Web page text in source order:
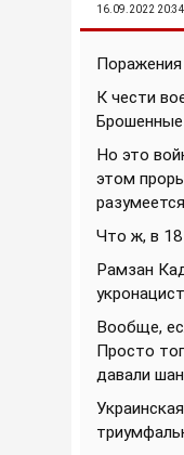
16.09.2022 20:34
К чести
Брошенные
Но это
этом
Что ж, в
Рамзан
Вообще,
Просто
давали